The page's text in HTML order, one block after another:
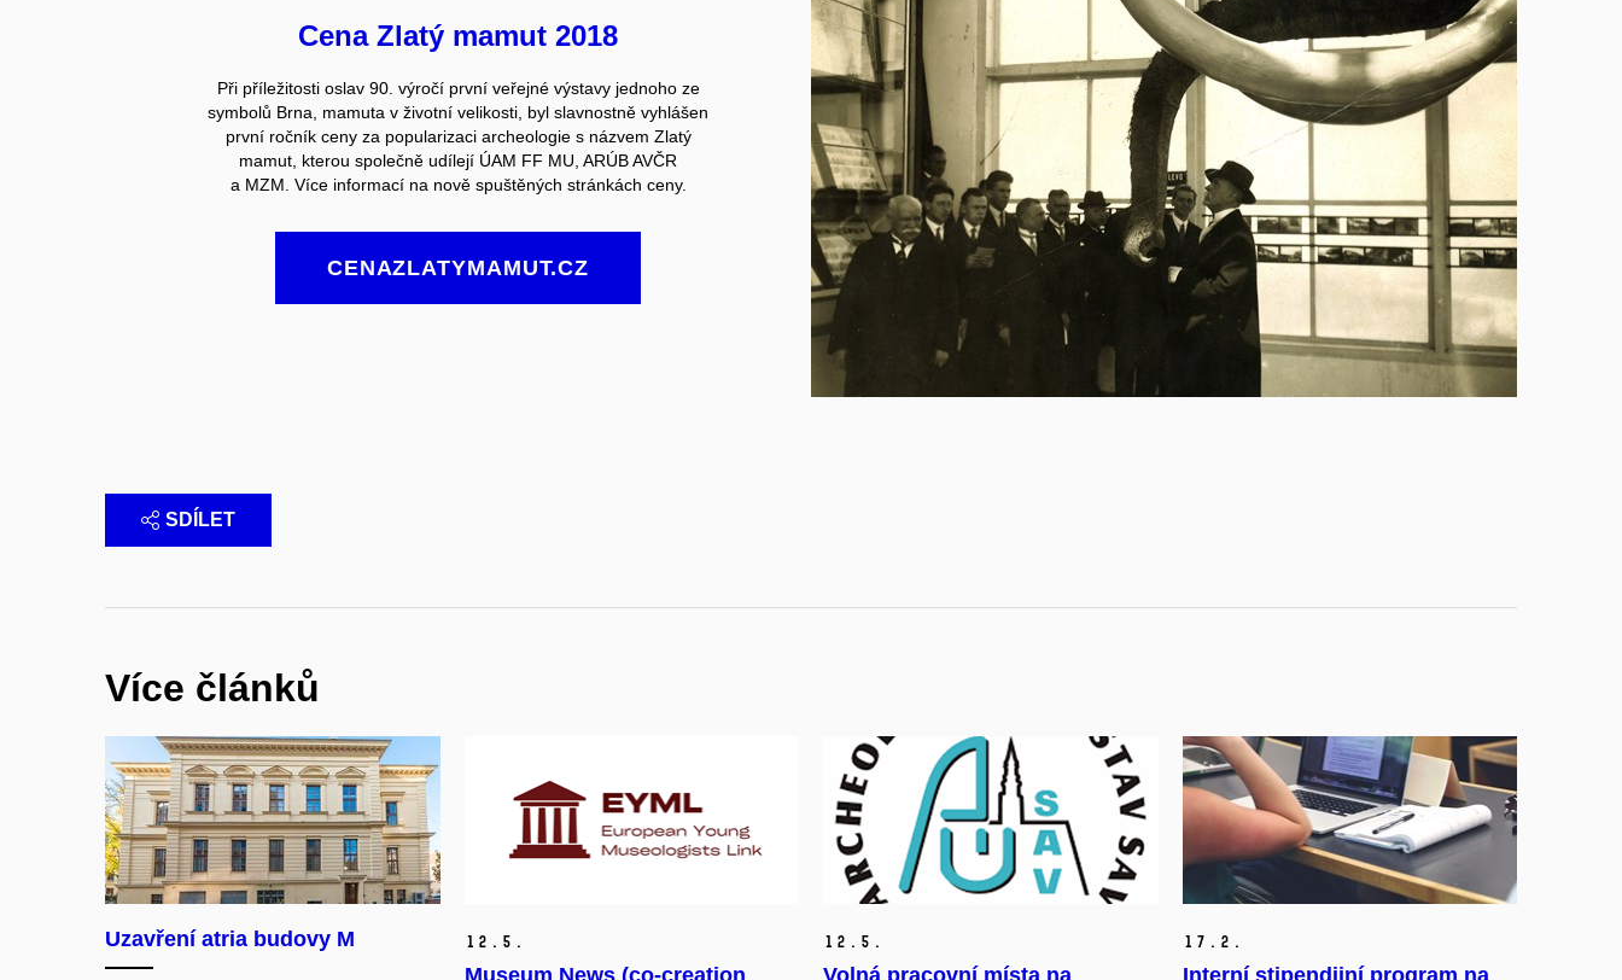
Cena Zlatý mamut 2018
Při příležitosti oslav 90. výročí první veřejné výstavy jednoho ze
symbolů Brna, mamuta v životní velikosti, byl slavnostně vyhlášen
první ročník ceny za popularizaci archeologie s názvem Zlatý
mamut, kterou společně udílejí ÚAM FF MU, ARÚB AVČR
a MZM. Více informací na nově spuštěných stránkách ceny.
CENAZLATYMAMUT.CZ
SDÍLET
Více článků
Uzavření atria budovy M 12. 5.
Museum News (co-creation
12. 5.
Volná pracovní místa na
17. 2.
Interní stipendijní program na